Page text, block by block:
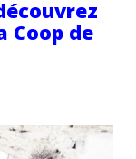
écouvrez
Coop de